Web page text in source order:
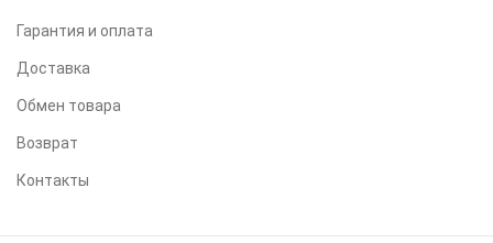
Гарантия и оплата
Доставка
Обмен товара
Возврат
Контакты